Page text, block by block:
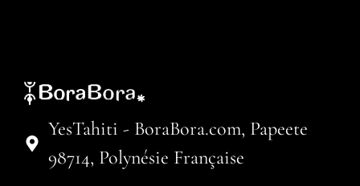
YesTahiti - BoraBora.com, Papeete
98714, Polynésie Française